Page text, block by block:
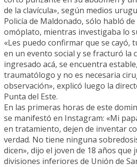
de la clavícula», según medios
Policía de Maldonado, sólo habló
omóplato, mientras investigaba lo
«Les puedo confirmar que se cayó,
en un evento social y se fracturó la
ingresado acá, se encuentra
traumatólogo y no es necesaria
observación», explicó luego la
Punta del Este.
En las primeras horas de este
se manifestó en Instagram: «Mi
en tratamiento, dejen de inventar
verdad. No tiene ninguna
dicen», dijo el joven de 18 años que
divisiones inferiores de Unión de